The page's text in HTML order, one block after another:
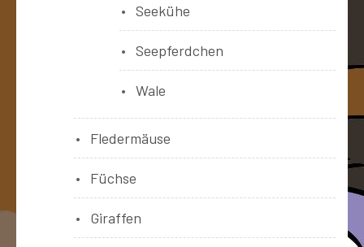
Seekühe
Seepferdchen
Wale
Fledermäuse
Füchse
Giraffen